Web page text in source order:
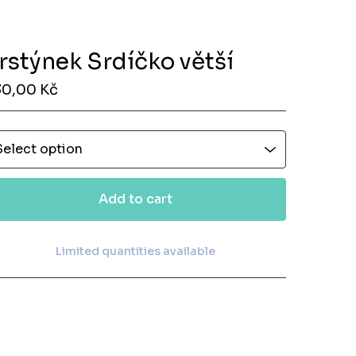
Srdíčko větší
Kč
Add to cart
View cart
Limited quantities available